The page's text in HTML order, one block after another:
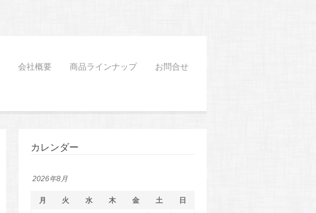
会社概要 商品ラインナップ お問合せ
カレンダー
2026年8月
月 火 水 木 金 土 日